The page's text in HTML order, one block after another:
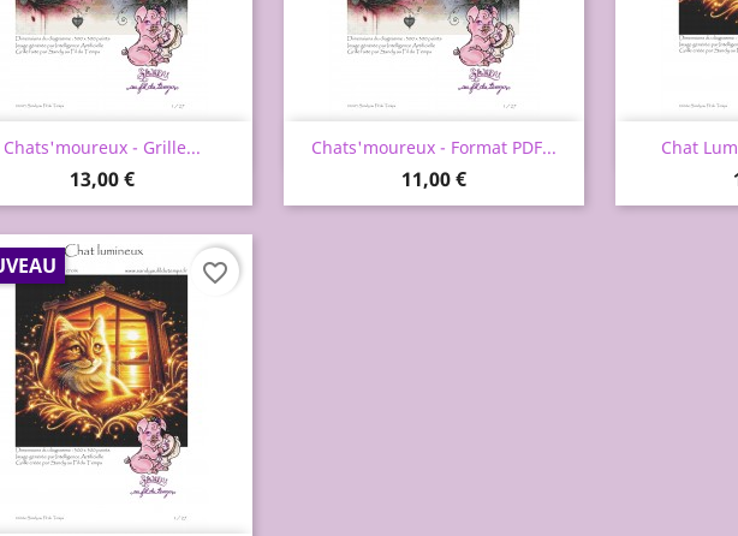
Chats'moureux - Grille...
Prix
13,00 €
Aperçu rapide Chats'moureux - Format PDF...
Prix
11,00 €
Aperçu rapide Chat
favorite_border